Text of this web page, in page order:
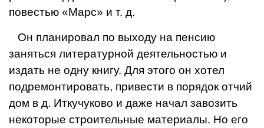
повестью «Марс» и т. д.
Он планировал по выходу на пен­сию
заняться литературной деятель­ностью и
издать не одну книгу. Для этого он хотел
подремонтировать, привести в порядок отчий
дом в д. Иткучуково и даже начал завозить
некоторые строительные материа­лы. Но его